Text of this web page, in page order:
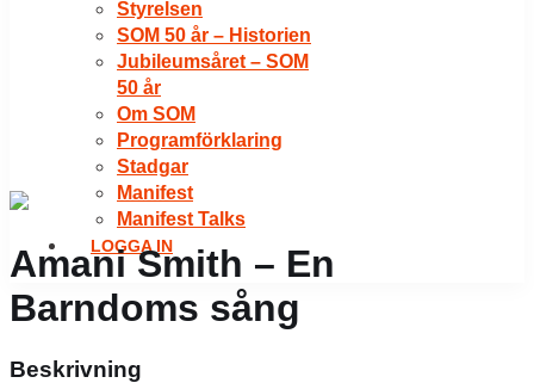
Styrelsen
SOM 50 år – Historien
Jubileumsåret – SOM
50 år
Om SOM
Programförklaring
Stadgar
Manifest
Manifest Talks
LOGGA IN
Amani Smith – En
Barndoms sång
Beskrivning